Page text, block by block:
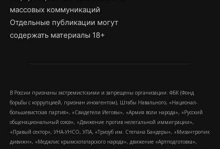
массовых коммуникаций
Отдельные публикации могут
содержать материалы 18+
В России признаны экстремистскими и запрещены организации: ФБК (Фонд
борьбы с коррупцией, признан иноагентом), Штабы Навального, «Национал-
большевистская партия», «Свидетели Иеговы», «Армия воли народа», «Русский
общенациональный союз», «Движение против нелегальной иммиграции»,
«Правый сектор», УНА-УНСО, УПА, «Тризуб им. Степана Бандеры», «Мизантропик
дивижн», «Меджлис крымскотатарского народа», движение «Артподготовка»,